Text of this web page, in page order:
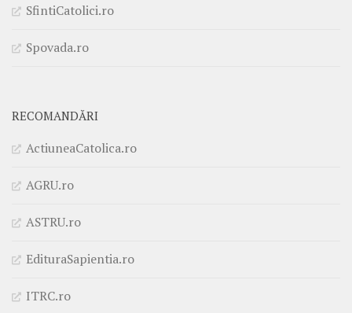
SfintiCatolici.ro
Spovada.ro
RECOMANDĂRI
ActiuneaCatolica.ro
AGRU.ro
ASTRU.ro
EdituraSapientia.ro
ITRC.ro